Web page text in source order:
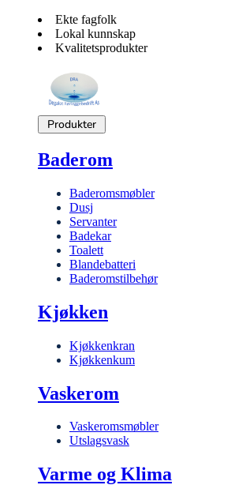
Ekte fagfolk
Lokal kunnskap
Kvalitetsprodukter
Produkter
Baderom
Baderomsmøbler
Dusj
Servanter
Badekar
Toalett
Blandebatteri
Baderomstilbehør
Kjøkken
Kjøkkenkran
Kjøkkenkum
Vaskerom
Vaskeromsmøbler
Utslagsvask
Varme og Klima